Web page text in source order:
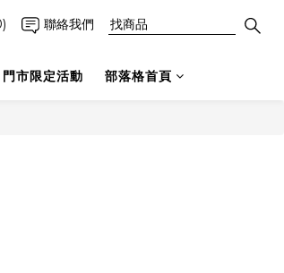
聯絡我們
門市限定活動 部落格首頁